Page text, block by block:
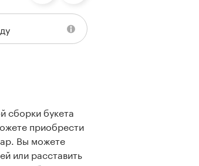
Kenzan
сборки букета
приобрести
Вы можете
или расставить